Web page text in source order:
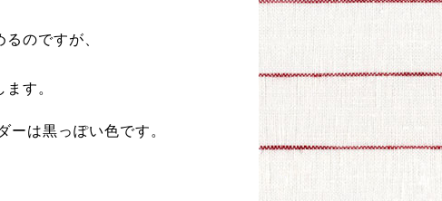
のですが、
す。
ーは黒っぽい色です。